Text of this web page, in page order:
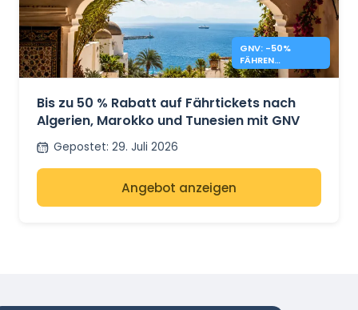
GNV: -50%
FÄHREN
MAROKKO,
ALGERIEN
Bis zu 50 % Rabatt auf Fährtickets nach
Algerien, Marokko und Tunesien mit GNV
Gepostet: 29. Juli 2026
Angebot anzeigen